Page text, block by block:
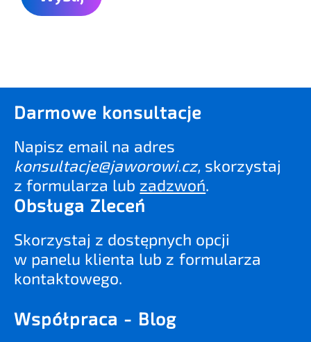
Darmowe konsultacje
Napisz email na adres
konsultacje@jaworowi.cz, skorzystaj
z formularza lub zadzwoń.
Obsługa Zleceń
Skorzystaj z dostępnych opcji
w panelu klienta lub z formularza
kontaktowego.
Współpraca - Blog